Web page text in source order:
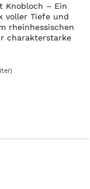
Knobloch – Ein
voller Tiefe und
rheinhessischen
charakterstarke